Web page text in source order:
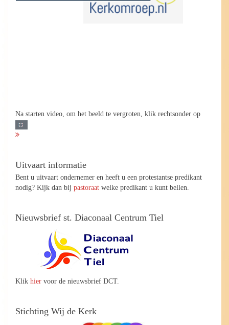
Na starten video, om het beeld te vergroten, klik rechtsonder op
Uitvaart informatie
Bent u uitvaart ondernemer en heeft u een protestantse predikant
nodig? Kijk dan bij pastoraat welke predikant u kunt bellen.
Nieuwsbrief st. Diaconaal Centrum Tiel
Klik hier voor de nieuwsbrief DCT.
Stichting Wij de Kerk